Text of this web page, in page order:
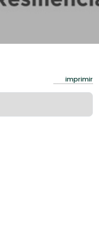
imprimir